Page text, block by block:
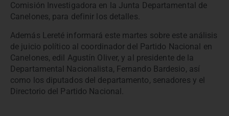
Comisión Investigadora en la Junta Departamental de
Canelones, para definir los detalles.
Además Lereté informará este martes sobre este análisis
de juicio político al coordinador del Partido Nacional en
Canelones, edil Agustín Oliver, y al presidente de la
Departamental Nacionalista, Fernando Bardesio, así
como los diputados del departamento, senadores y el
Directorio del Partido Nacional.